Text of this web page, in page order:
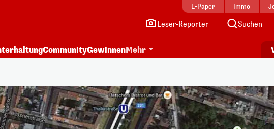
E-Paper Immo
Leser-Reporter Suchen
CommunityGewinnenMehr